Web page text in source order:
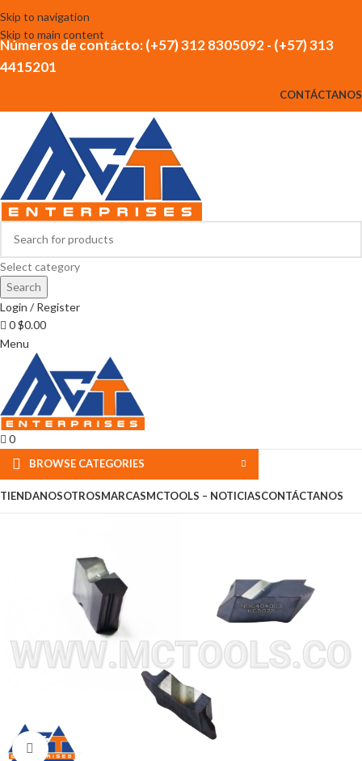
Skip to navigation
Skip to main content
Números de contácto: (+57) 312 8305092 - (+57) 313
4415201
CONTÁCTANOS
Select category
Search
Login / Register
0$0.00
Menu
0
BROWSE CATEGORIES
TIENDANOSOTROSMARCASMCTOOLS – NOTICIASCONTÁCTANOS
Click to enlarge